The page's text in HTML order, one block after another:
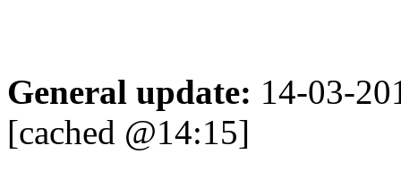
General update: 14-03-
[cached @14:15]